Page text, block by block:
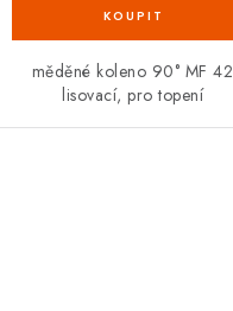
měděné koleno 90° MF 42
lisovací, pro topení